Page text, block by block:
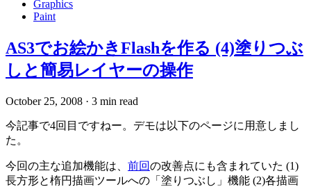
Graphics
Paint
AS3でお絵かきFlashを作る (4)塗りつぶ
しと簡易レイヤーの操作
October 25, 2008 · 3 min read
今記事で4回目ですねー。デモは以下のページに用意しまし
た。
今回の主な追加機能は、 前回の改善点にも含まれていた (1)
長方形と楕円描画ツールへの「塗りつぶし」機能 (2)各描画